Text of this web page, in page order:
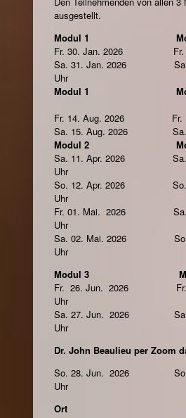
ausgestellt.
Modul 1
Fr. 30. Jan. 2026 Fr. 20.
Sa. 31. Jan. 2026
Uhr
Modul 1
Fr. 14. Aug. 2026 Fr. 18.
Sa. 15. Aug. 2026
Modul 2
Sa. 11. Apr. 2026 Sa.
Uhr
So. 12. Apr. 2026 So.
Uhr
Fr. 01. Mai. 2026 Sa.
Uhr
Sa. 02. Mai. 2026 So.
Uhr
Modul 3
Fr. 26. Jun. 2026 Fr.
Uhr
Sa. 27. Jun. 2026 Sa.
Uhr
Dr. John Beaulieu per Zoom
So. 28. Jun. 2026 So.
Uhr
Ort